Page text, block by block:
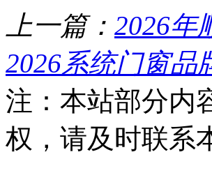
上一篇： 2026年
2026系统门窗品
注：本站部分内
权，请及时联系